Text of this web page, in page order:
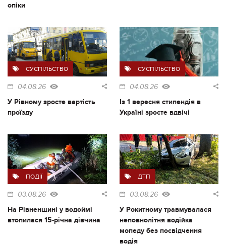
опіки
СУСПІЛЬСТВО
04.08.26
У Рівному зросте вартість
проїзду
СУСПІЛЬСТВО
04.08.26
Із 1 вересня стипендія в
Україні зросте вдвічі
ПОДІЇ
03.08.26
На Рівненщині у водоймі
втопилася 15-річна дівчина
ДТП
03.08.26
У Рокитному травмувалася
неповнолітня водійка
мопеду без посвідчення
водія